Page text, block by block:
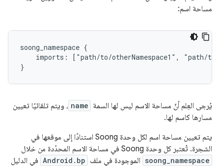
مساحة اسم:
soong_namespace {
imports: ["path/to/otherNamespace1", "path/
يُرجى العِلم أنّ مساحة الاسم ليس لها السمة name ، ويتم تلقائيًا تعيين
مسارها كاسم لها.
يتم تعيين مساحة اسم لكل وحدة Soong استنادًا إلى موقعها في
الشجرة. تُعتبر كل وحدة Soong في مساحة الاسم المحدّدة من خلال
soong_namespace الموجودة في ملف Android.bp في الدليل